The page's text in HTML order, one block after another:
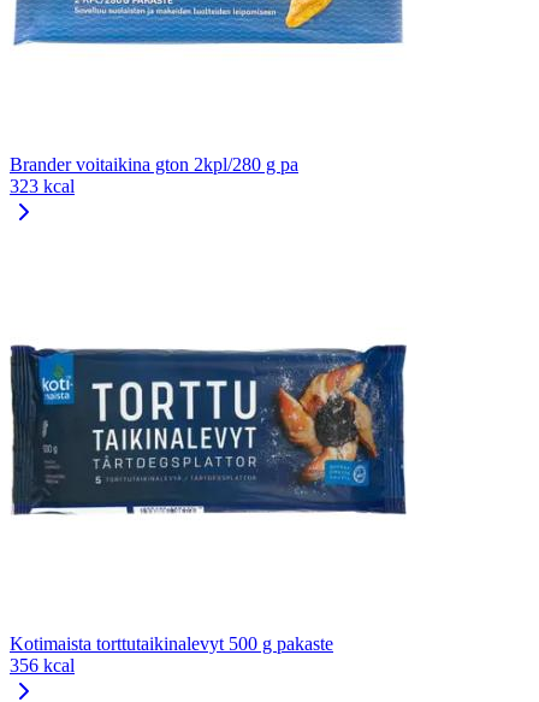
Brander voitaikina gton 2kpl/280 g pa
323 kcal
Kotimaista torttutaikinalevyt 500 g pakaste
356 kcal